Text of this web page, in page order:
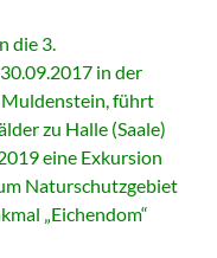
die 3.
in der
führt
zu Halle (Saale)
eine Exkursion
Naturschutzgebiet
„Eichendom“